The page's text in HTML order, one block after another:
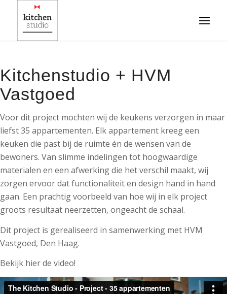
Kitchenstudio + HVM
Vastgoed
Voor dit project mochten wij de keukens verzorgen in maar
liefst 35 appartementen. Elk appartement kreeg een
keuken die past bij de ruimte én de wensen van de
bewoners. Van slimme indelingen tot hoogwaardige
materialen en een afwerking die het verschil maakt, wij
zorgen ervoor dat functionaliteit en design hand in hand
gaan. Een prachtig voorbeeld van hoe wij in elk project
groots resultaat neerzetten, ongeacht de schaal.
Dit project is gerealiseerd in samenwerking met HVM
Vastgoed, Den Haag.
Bekijk hier de video!